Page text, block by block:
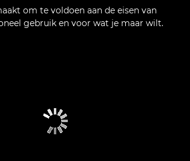
om te voldoen aan de eisen van
gebruik en voor wat je maar wilt.